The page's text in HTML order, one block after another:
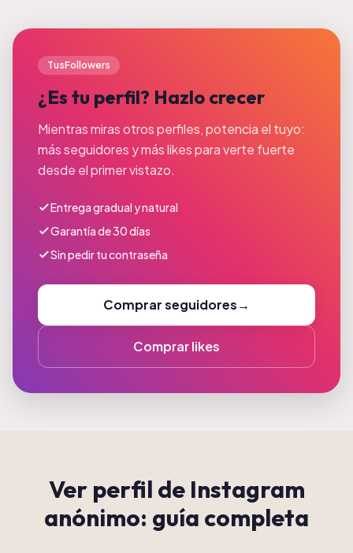
TusFollowers
¿Es tu perfil? Hazlo crecer
Mientras miras otros perfiles, potencia el tuyo:
más seguidores y más likes para verte fuerte
desde el primer vistazo.
Entrega gradual y natural
Garantía de 30 días
Sin pedir tu contraseña
Comprar seguidores→
Comprar likes
Ver perfil de Instagram
anónimo: guía completa